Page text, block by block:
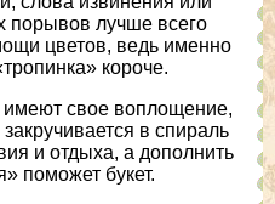
порывов лучше всего
цветов, ведь именно
короче.
имеют свое воплощение,
в спираль
и отдыха, а дополнить
поможет букет.